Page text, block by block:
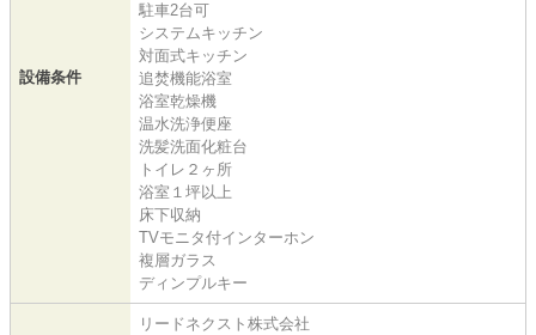
設備条件
駐車2台可
システムキッチン
対面式キッチン
追焚機能浴室
浴室乾燥機
温水洗浄便座
洗髪洗面化粧台
トイレ２ヶ所
浴室１坪以上
床下収納
TVモニタ付インターホン
複層ガラス
ディンプルキー
リードネクスト株式会社